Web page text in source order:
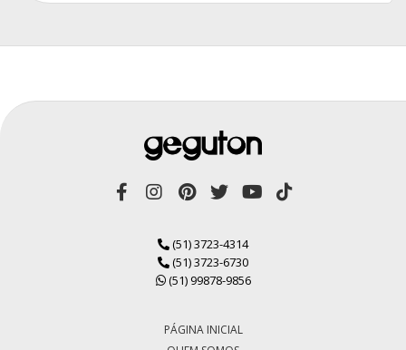
(51) 3723-4314
(51) 3723-6730
(51) 99878-9856
PÁGINA INICIAL